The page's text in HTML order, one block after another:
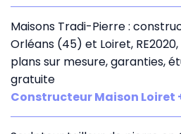
Maisons Tradi-Pierre :
Orléans (45) et Loiret,
plans sur mesure, garanties,
gratuite
Constructeur Maison Loiret